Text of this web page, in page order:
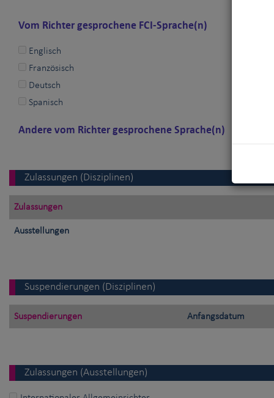
Vom Richter gesprochene FCI-Sprache(n)
Englisch
Französisch
Deutsch
Spanisch
Andere vom Richter gesprochene Sprache(n)
Zulassungen (Disziplinen)
Zulassungen
Ausstellungen
Suspendierungen (Disziplinen)
Suspendierungen Anfangsdatum
Zulassungen (Ausstellungen)